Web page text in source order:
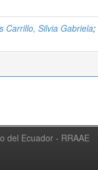
Carrillo, Silvia Gabriela;
del Ecuador - RRAAE